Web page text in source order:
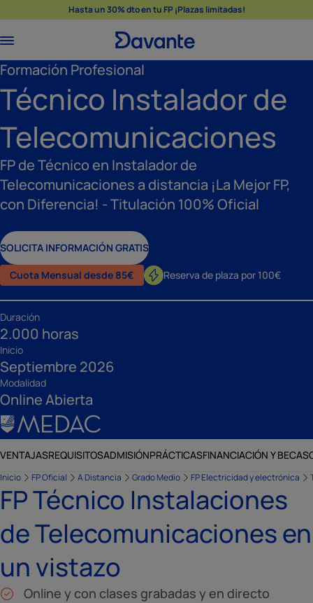
Hasta un 30% dto en tu FP ¡Plazas limitadas!
Formación Profesional
Técnico Instalador de
Telecomunicaciones
FP de Técnico en Instalador de
Telecomunicaciones a distancia ¡La Mejor FP,
con Diferencia! - Titulación 100% Oficial
SOLICITA INFORMACIÓN GRATIS
Cuota Mensual desde 85€ Reserva de plaza por 100€
Duración
2.000 horas
Inicio
Septiembre 2026
Modalidad
Online Abierta
VENTAJASREQUISITOSADMISIÓNPRÁCTICASFINANCIACIÓN Y BECAS
Inicio FP Oficial A Distancia Grado Medio FP Electricidad y electrónica
FP Técnico Instalaciones
de Telecomunicaciones en
un vistazo
Online y con clases grabadas y en directo